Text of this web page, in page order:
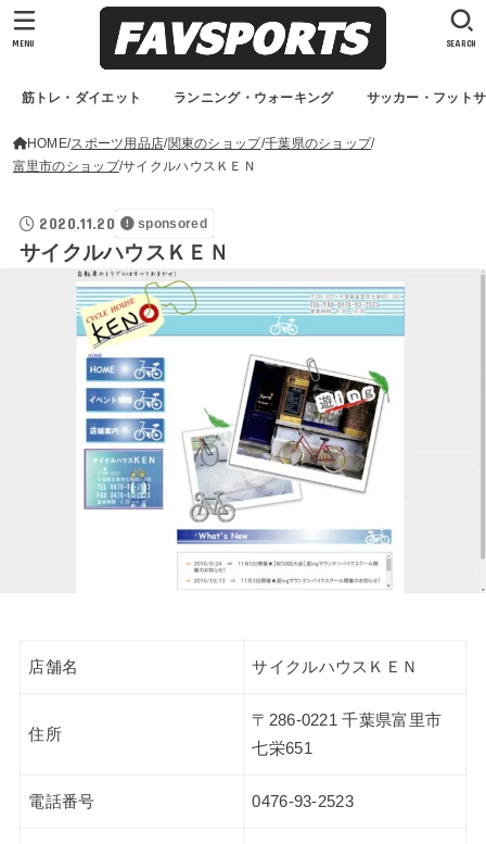
筋トレ・ダイエット ランニング・ウォーキング サッカー・フット
SEARCH
MENU
HOME スポーツ用品店 関東のショップ 千葉県のショップ
富里市のショップ サイクルハウスＫＥＮ
2020.11.20 sponsored
サイクルハウスＫＥＮ
店舗名 サイクルハウスＫＥＮ
住所
〒286-0221 千葉県富里市
七栄651
電話番号 0476-93-2523